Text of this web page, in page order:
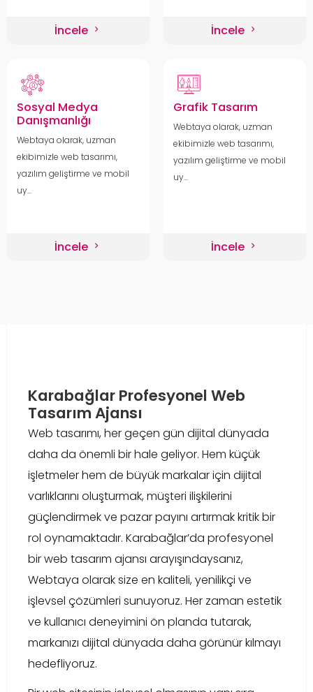
İncele İncele
Sosyal Medya
Danışmanlığı
Webtaya olarak, uzman
ekibimizle web tasarımı,
yazılım geliştirme ve mobil
uy...
İncele
Grafik Tasarım
Webtaya olarak, uzman
ekibimizle web tasarımı,
yazılım geliştirme ve mobil
uy...
İncele
Karabağlar Profesyonel Web
Tasarım Ajansı
Web tasarımı, her geçen gün dijital dünyada
daha da önemli bir hale geliyor. Hem küçük
işletmeler hem de büyük markalar için dijital
varlıklarını oluşturmak, müşteri ilişkilerini
güçlendirmek ve pazar payını artırmak kritik bir
rol oynamaktadır. Karabağlar’da profesyonel
bir web tasarım ajansı arayışındaysanız,
Webtaya olarak size en kaliteli, yenilikçi ve
işlevsel çözümleri sunuyoruz. Her zaman estetik
ve kullanıcı deneyimini ön planda tutarak,
markanızı dijital dünyada daha görünür kılmayı
hedefliyoruz.